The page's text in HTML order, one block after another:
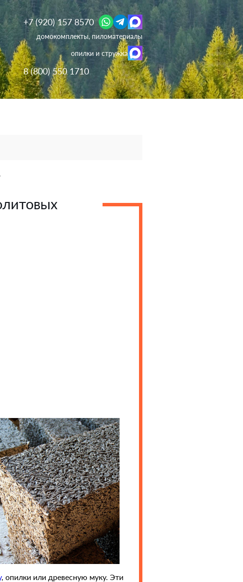
+7 (920) 157 8570
домокомплекты, пиломатериалы
опилки и стружка
8 (800) 550 1710
, опилки или древесную муку. Эти